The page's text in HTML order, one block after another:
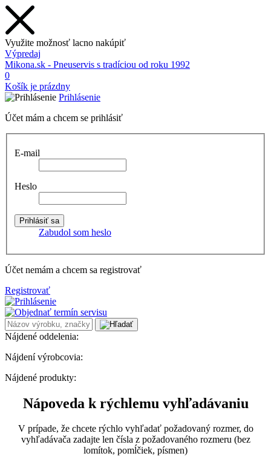
Využite možnosť lacno nakúpiť
Výpredaj
Mikona.sk - Pneuservis s tradíciou od roku 1992
0
Košík je prázdny
Prihlásenie
Účet mám a chcem se prihlásiť
E-mail
Heslo
Zabudol som heslo
Účet nemám a chcem sa registrovať
Registrovať
Nájdené oddelenia:
Nájdení výrobcovia:
Nájdené produkty:
Nápoveda k rýchlemu vyhľadávaniu
V prípade, že chcete rýchlo vyhľadať požadovaný rozmer, do
vyhľadávača zadajte len čísla z požadovaného rozmeru (bez
lomítok, pomĺčiek, písmen)